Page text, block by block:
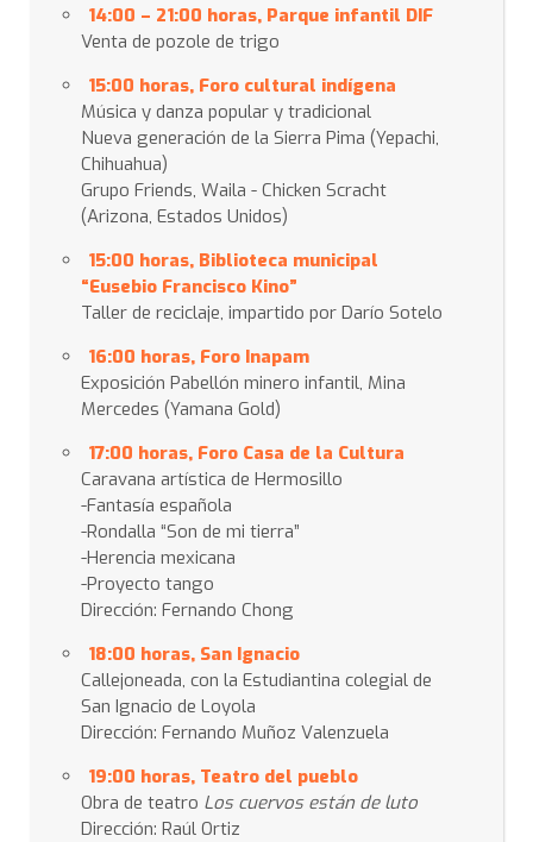
14:00 – 21:00 horas, Parque infantil DIF
Venta de pozole de trigo
15:00 horas, Foro cultural indígena
Música y danza popular y tradicional
Nueva generación de la Sierra Pima (Yepachi,
Chihuahua)
Grupo Friends, Waila - Chicken Scracht
(Arizona, Estados Unidos)
15:00 horas, Biblioteca municipal
“Eusebio Francisco Kino”
Taller de reciclaje, impartido por Darío Sotelo
16:00 horas, Foro Inapam
Exposición Pabellón minero infantil, Mina
Mercedes (Yamana Gold)
17:00 horas, Foro Casa de la Cultura
Caravana artística de Hermosillo
-Fantasía española
-Rondalla “Son de mi tierra”
-Herencia mexicana
-Proyecto tango
Dirección: Fernando Chong
18:00 horas, San Ignacio
Callejoneada, con la Estudiantina colegial de
San Ignacio de Loyola
Dirección: Fernando Muñoz Valenzuela
19:00 horas, Teatro del pueblo
Obra de teatro Los cuervos están de luto
Dirección: Raúl Ortiz